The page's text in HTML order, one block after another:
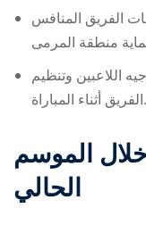
الفريق المنافس
اللاعبين وتنظيم
الفريق أثناء المباراة.
الموسم
الحالي